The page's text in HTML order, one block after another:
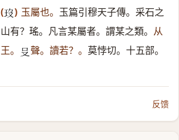
(𤣻) 玉屬也。 玉篇引穆天子傳。采石之
山有？瑤。凡言某屬者。謂某之類。 从
王。 𪠲 聲。讀若？。 莫悖切。十五部。
反馈